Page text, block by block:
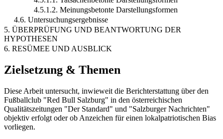
4.5.1.2. Meinungsbetonte Darstellungsformen
4.6. Untersuchungsergebnisse
5. ÜBERPRÜFUNG UND BEANTWORTUNG DER
HYPOTHESEN
6. RESÜMEE UND AUSBLICK
Zielsetzung & Themen
Diese Arbeit untersucht, inwieweit die Berichterstattung über den
Fußballclub "Red Bull Salzburg" in den österreichischen
Qualitätszeitungen "Der Standard" und "Salzburger Nachrichten"
objektiv erfolgt oder ob Anzeichen für einen lokalpatriotischen Bias
vorliegen.